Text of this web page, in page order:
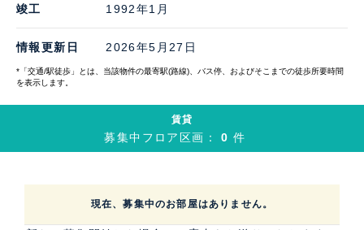
竣工 1992年1月
情報更新日 2026年5月27日
*「交通/駅徒歩」とは、当該物件の最寄駅(路線)、バス停、およびそこまでの徒歩所要時間
を表示します。
賃貸
募集中フロア区画：0件
現在、募集中のお部屋はありません。